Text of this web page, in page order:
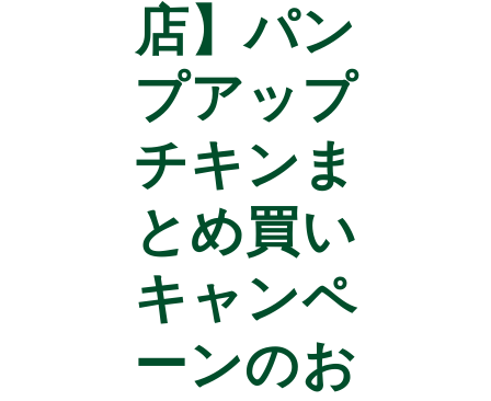
店】パン
プアップ
チキンま
とめ買い
キャンペ
ーンのお